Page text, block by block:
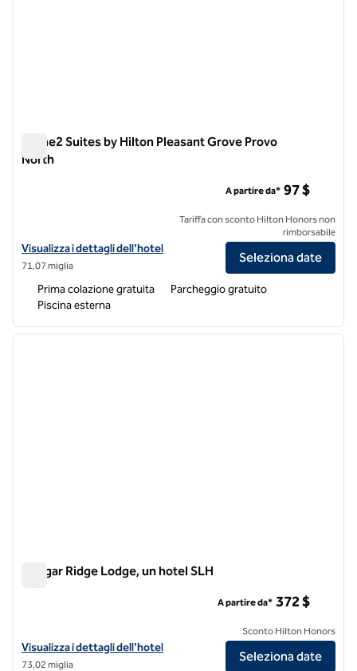
Home2 Suites by Hilton Pleasant Grove Provo
North
Visualizza i dettagli dell'hotel Home2 Suites by Hilton Pleasant
Visualizza i dettagli dell'hotel
71,07 miglia
A partire da* 97 $
Tariffa con sconto Hilton Honors non
rimborsabile
Seleziona date
Prima colazione gratuita
Parcheggio gratuito
Piscina esterna
1 di 8
Cougar Ridge Lodge, un hotel SLH
Visualizza i dettagli dell'hotel Cougar Ridge Lodge, a SLH Hotel
Visualizza i dettagli dell'hotel
73,02 miglia
A partire da* 372 $
Sconto Hilton Honors
Seleziona date